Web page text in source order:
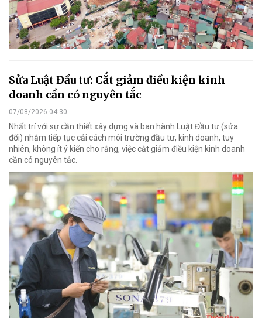
Sửa Luật Đầu tư: Cắt giảm điều kiện kinh
doanh cần có nguyên tắc
07/08/2026 04:30
Nhất trí với sự cần thiết xây dựng và ban hành Luật Đầu tư (sửa
đổi) nhằm tiếp tục cải cách môi trường đầu tư, kinh doanh, tuy
nhiên, không ít ý kiến cho rằng, việc cắt giảm điều kiện kinh doanh
cần có nguyên tắc.